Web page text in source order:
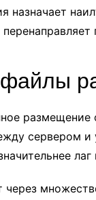
назначает
размещение
сервером и
лаг
через